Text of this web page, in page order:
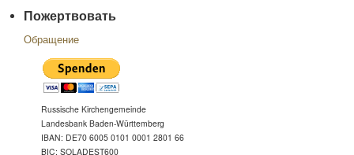
Пожертвовать
Обращение
Russische Kirchengemeinde
Landesbank Baden-Württemberg
IBAN: DE70 6005 0101 0001 2801 66
BIC: SOLADEST600